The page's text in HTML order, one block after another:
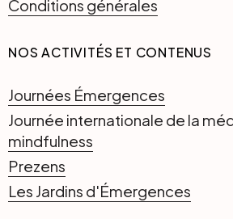
Conditions générales
NOS ACTIVITÉS ET CONTENUS
Journées Émergences
Journée internationale de la
mindfulness
Prezens
Les Jardins d'Émergences